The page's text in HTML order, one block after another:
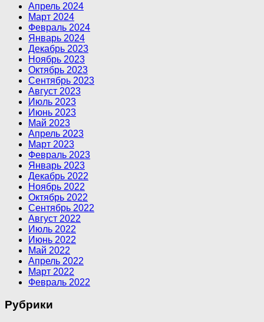
Апрель 2024
Март 2024
Февраль 2024
Январь 2024
Декабрь 2023
Ноябрь 2023
Октябрь 2023
Сентябрь 2023
Август 2023
Июль 2023
Июнь 2023
Май 2023
Апрель 2023
Март 2023
Февраль 2023
Январь 2023
Декабрь 2022
Ноябрь 2022
Октябрь 2022
Сентябрь 2022
Август 2022
Июль 2022
Июнь 2022
Май 2022
Апрель 2022
Март 2022
Февраль 2022
Рубрики